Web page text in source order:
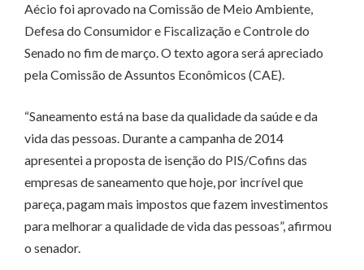
Aécio foi aprovado na Comissão de Meio Ambiente,
Defesa do Consumidor e Fiscalização e Controle do
Senado no fim de março. O texto agora será apreciado
pela Comissão de Assuntos Econômicos (CAE).
“Saneamento está na base da qualidade da saúde e da
vida das pessoas. Durante a campanha de 2014
apresentei a proposta de isenção do PIS/Cofins das
empresas de saneamento que hoje, por incrível que
pareça, pagam mais impostos que fazem investimentos
para melhorar a qualidade de vida das pessoas”, afirmou
o senador.